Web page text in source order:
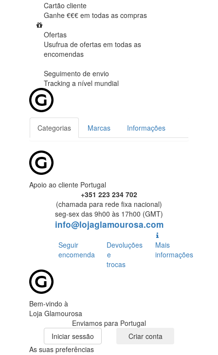
Cartão cliente
Ganhe €€€ em todas as compras
Ofertas
Usufrua de ofertas em todas as
encomendas
Seguimento de envio
Tracking a nível mundial
Categorias Marcas Informações
Apoio ao cliente Portugal
+351 223 234 702
(chamada para rede fixa nacional)
seg-sex das 9h00 às 17h00 (GMT)
info@lojaglamourosa.com
Seguir
encomenda
Devoluções
e
trocas
Mais
informações
Bem-vindo à
Loja Glamourosa
Enviamos para Portugal
Iniciar sessão
Criar conta
As suas preferências